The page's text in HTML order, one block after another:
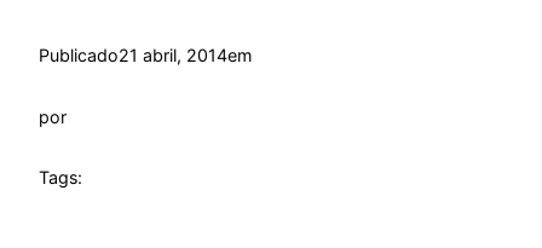
Publicado21 abril, 2014em
por
Tags: